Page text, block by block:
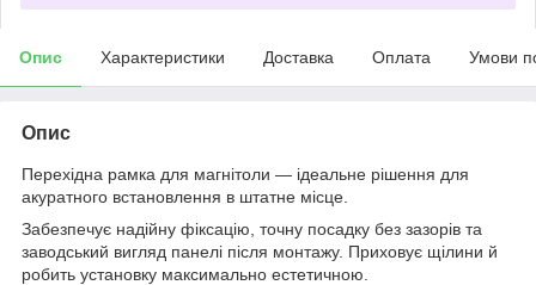
Опис Характеристики Доставка Оплата Умови
Опис
Перехідна рамка для магнітоли — ідеальне рішення для
акуратного встановлення в штатне місце.
Забезпечує надійну фіксацію, точну посадку без зазорів та
заводський вигляд панелі після монтажу. Приховує щілини й
робить установку максимально естетичною.